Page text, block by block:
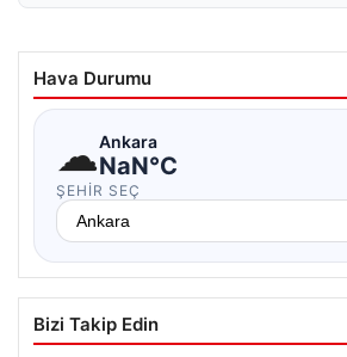
Hava Durumu
☁Ankara
NaN°C
ŞEHIR SEÇ
Bizi Takip Edin